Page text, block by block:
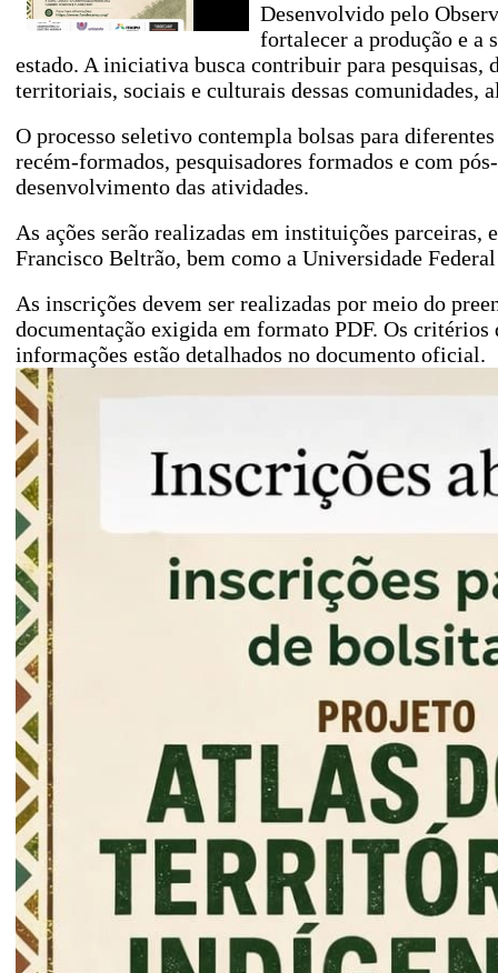
Desenvolvido pelo
fortalecer a produção e a
estado. A iniciativa busca contribuir para pesquisas,
territoriais, sociais e culturais dessas comunidades,
O processo seletivo contempla bolsas para
recém-formados, pesquisadores formados e com
desenvolvimento das atividades.
As ações serão realizadas em instituições
Francisco Beltrão, bem como a Universidade
As inscrições devem ser realizadas por meio do
documentação exigida em formato PDF. Os
informações estão detalhados no documento oficial.